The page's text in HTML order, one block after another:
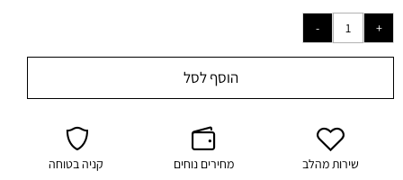
הוסף לסל
שירות מהלב מחירים נוחים קניה בטוחה